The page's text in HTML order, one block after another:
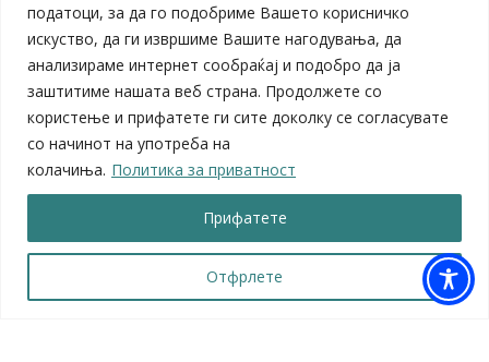
податоци, за да го подобриме Вашето корисничко
искуство, да ги извршиме Вашите нагодувања, да
анализираме интернет сообраќај и подобро да ја
заштитиме нашата веб страна. Продолжете со
користење и прифатете ги сите доколку се согласувате
со начинот на употреба на
колачиња. Политика за приватност
Отфрлете
Прифатете
Центар за развој на Вардарски плански регион
Јавно комунално претпријатие „Дервен“
ЈПССО „Парк – спорт и паркинзи“
ЛБ „Гоце Делчев“
ЛУ „Народен Музеј“
Влада на Република Северна Македонија
Собрание на Република Северна Македонија
Министерство за финансии
Министерство за транспорт
Министерство за локална самоуправа
Министерство за дигитална трансформација
Министерство за јавна администрација
Министерство за образование и наука